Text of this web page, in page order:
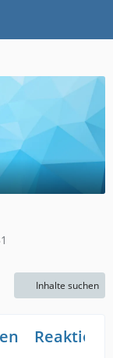
Inhalte suchen